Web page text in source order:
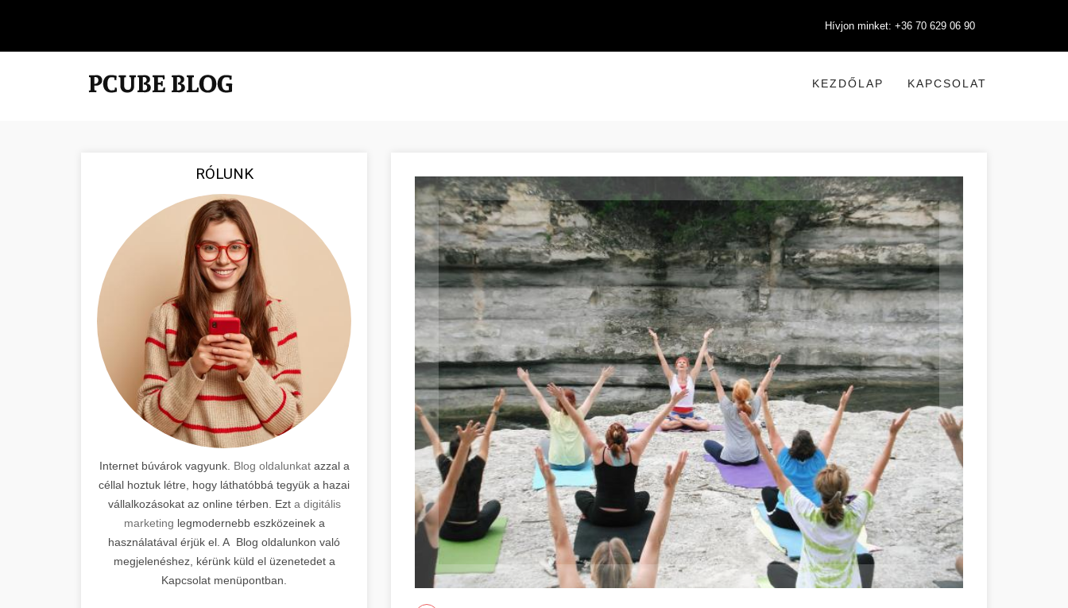
Hívjon minket: +36 70 629 06 90
KEZDŐLAP KAPCSOLAT
RÓLUNK
Internet búvárok vagyunk. Blog oldalunkatazzal a
céllal hoztuk létre, hogy láthatóbbá tegyük a hazai
vállalkozásokat az online térben. Ezt a digitális
marketing legmodernebb eszközeinek a
használatával érjük el. A Blog oldalunkon való
megjelenéshez, kérünk küld el üzenetedet a
Kapcsolat menüpontban.